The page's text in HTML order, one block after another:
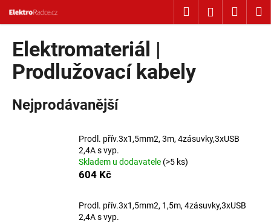
Hledat Přihlášení
Elektromateriál |
Prodlužovací kabely
Nejprodávanější
Prodl. přív.3x1,5mm2, 3m, 4zásuvky,3xUSB
2,4A s vyp.
Skladem u dodavatele (>5 ks)
604 Kč
Prodl. přív.3x1,5mm2, 1,5m, 4zásuvky,3xUSB
2,4A s vyp.
Košík
C
o
p
o